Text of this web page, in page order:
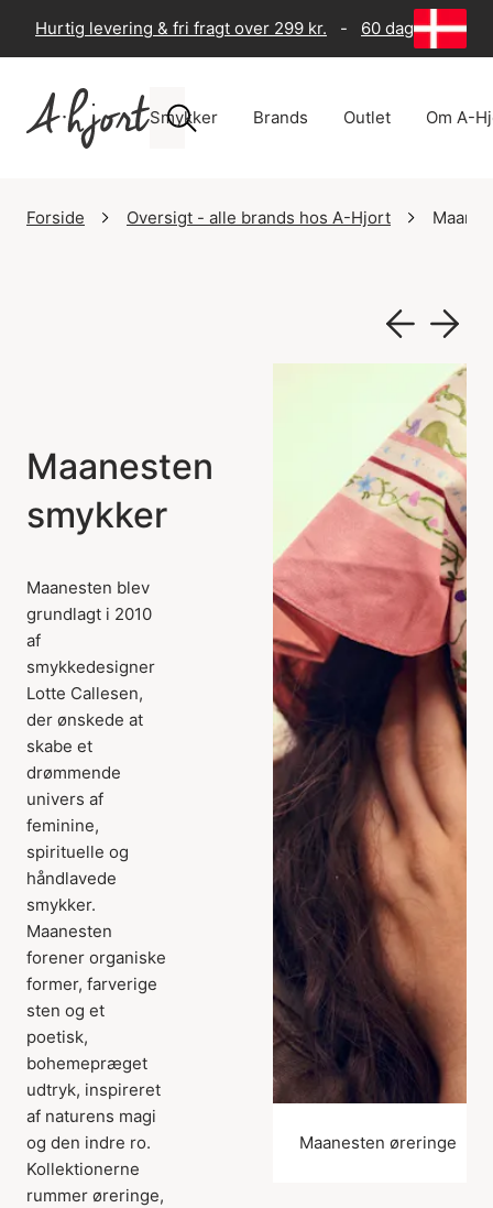
Hurtig levering & fri fragt over 299 kr. - 60 dages
Smykker Brands Outlet Om A-
Forside Oversigt - alle brands hos A-Hjort
Maanesten
smykker
Maanesten blev
grundlagt i 2010
af
smykkedesigner
Lotte Callesen,
der ønskede at
skabe et
drømmende
univers af
feminine,
spirituelle og
håndlavede
smykker.
Maanesten
forener organiske
former, farverige
sten og et
poetisk,
bohemepræget
udtryk, inspireret
af naturens magi
og den indre ro.
Kollektionerne
rummer øreringe,
Maanesten øreringe